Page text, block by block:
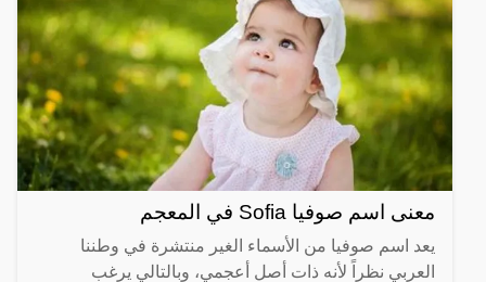
معنى اسم صوفيا Sofia في المعجم
يعد اسم صوفيا من الأسماء الغير منتشرة في وطننا
العربي نظراً لأنه ذات أصل أعجمي، وبالتالي يرغب